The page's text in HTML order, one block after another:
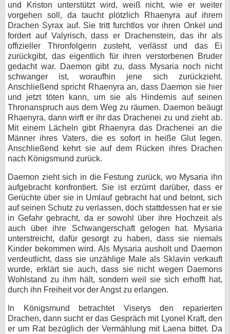
und Kriston unterstützt wird, weiß nicht, wie er weiter
vorgehen soll, da taucht plötzlich Rhaenyra auf ihrem
Drachen Syrax auf. Sie tritt furchtlos vor ihren Onkel und
fordert auf Valyrisch, dass er Drachenstein, das ihr als
offizieller Thronfolgerin zusteht, verlässt und das Ei
zurückgibt, das eigentlich für ihren verstorbenen Bruder
gedacht war. Daemon gibt zu, dass Mysaria noch nicht
schwanger ist, woraufhin jene sich zurückzieht.
Anschließend spricht Rhaenyra an, dass Daemon sie hier
und jetzt töten kann, um sie als Hindernis auf seinen
Thronanspruch aus dem Weg zu räumen. Daemon beäugt
Rhaenyra, dann wirft er ihr das Drachenei zu und zieht ab.
Mit einem Lächeln gibt Rhaenyra das Drachenei an die
Männer ihres Vaters, die es sofort in heiße Glut legen.
Anschließend kehrt sie auf dem Rücken ihres Drachen
nach Königsmund zurück.
Daemon zieht sich in die Festung zurück, wo Mysaria ihn
aufgebracht konfrontiert. Sie ist erzürnt darüber, dass er
Gerüchte über sie in Umlauf gebracht hat und betont, sich
auf seinen Schutz zu verlassen, doch stattdessen hat er sie
in Gefahr gebracht, da er sowohl über ihre Hochzeit als
auch über ihre Schwangerschaft gelogen hat. Mysaria
unterstreicht, dafür gesorgt zu haben, dass sie niemals
Kinder bekommen wird. Als Mysaria ausholt und Daemon
verdeutlicht, dass sie unzählige Male als Sklavin verkauft
wurde, erklärt sie auch, dass sie nicht wegen Daemons
Wohlstand zu ihm hält, sondern weil sie sich erhofft hat,
durch ihn Freiheit vor der Angst zu erlangen.
In Königsmund betrachtet Viserys den reparierten
Drachen, dann sucht er das Gespräch mit Lyonel Kraft, den
er um Rat bezüglich der Vermählung mit Laena bittet. Da